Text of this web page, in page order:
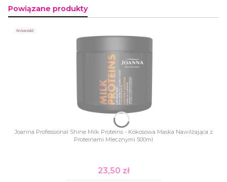
Powiązane produkty
Nowość
Joanna Professional Shine Milk Proteins - Kokosowa Maska Nawilżająca z
Proteinami Mlecznymi 500ml
Cena
23,50 zł